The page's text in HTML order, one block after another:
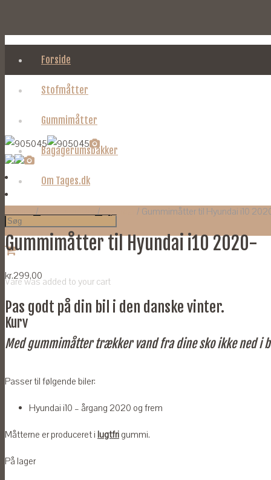
Forside
Stofmåtter
Gummimåtter
Bagagerumsbakker
Om Tages.dk
Varewas added to your cart
Kurv
Forside/Gummimåtter/Hyundai / Gummimåtter til Hyundai i10
Gummimåtter til Hyundai i10 2020-
kr.299,00
Pas godt på din bil i den danske vinter.
Med gummimåtter trækker vand fra dine sko ikke ned i
Passer til følgende biler:
Hyundai i10 – årgang 2020 og frem
Måtterne er produceret i lugtfri gummi.
På lager